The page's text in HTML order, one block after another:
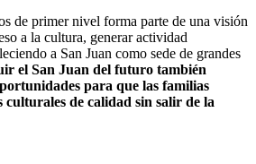
de primer nivel forma parte de una visión
a la cultura, generar actividad
a San Juan como sede de grandes
el San Juan del futuro también
para que las familias
de calidad sin salir de la